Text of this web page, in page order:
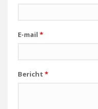
E-mail *
Bericht *